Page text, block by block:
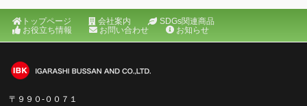
トップページ 会社案内
SDGs関連商品
お役立ち情報
お問い合わせ お知らせ
〒９９０‐００７１